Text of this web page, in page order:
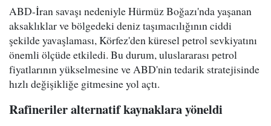
ABD-İran savaşı nedeniyle Hürmüz Boğazı'nda yaşanan
aksaklıklar ve bölgedeki deniz taşımacılığının ciddi
şekilde yavaşlaması, Körfez'den küresel petrol sevkiyatını
önemli ölçüde etkiledi. Bu durum, uluslararası petrol
fiyatlarının yükselmesine ve ABD'nin tedarik stratejisinde
hızlı değişikliğe gitmesine yol açtı.
Rafineriler alternatif kaynaklara yöneldi